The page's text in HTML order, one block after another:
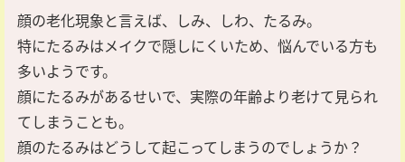
顔の老化現象と言えば、しみ、しわ、たるみ。
特にたるみはメイクで隠しにくいため、悩んでいる方も
多いようです。
顔にたるみがあるせいで、実際の年齢より老けて見られ
てしまうことも。
顔のたるみはどうして起こってしまうのでしょうか？